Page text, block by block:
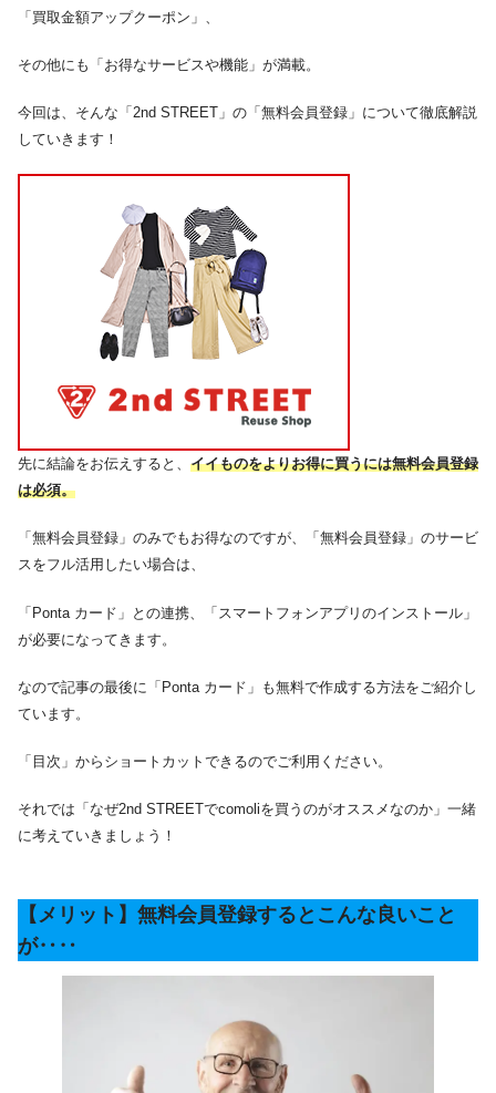
「買取金額アップクーポン」、
その他にも「お得なサービスや機能」が満載。
今回は、そんな「2nd STREET」の「無料会員登録」について徹底解説
していきます！
先に結論をお伝えすると、 イイものをよりお得に買うには無料会員登録
は必須。
「無料会員登録」のみでもお得なのですが、「無料会員登録」のサービ
スをフル活用したい場合は、
「Ponta カード」との連携、「スマートフォンアプリのインストール」
が必要になってきます。
なので記事の最後に「Ponta カード」も無料で作成する方法をご紹介し
ています。
「目次」からショートカットできるのでご利用ください。
それでは「なぜ2nd STREETでcomoliを買うのがオススメなのか」一緒
に考えていきましょう！
【メリット】無料会員登録するとこんな良いこと
が‥‥